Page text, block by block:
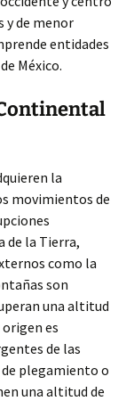
y de menor
entidades
México.
la
movimientos de
de la Tierra,
como la
son
una altitud
origen es
de las
plegamiento o
una altitud de